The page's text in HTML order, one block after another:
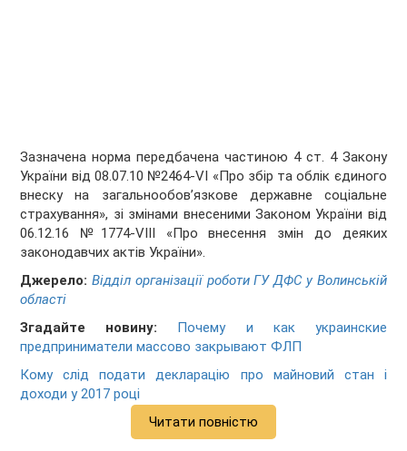
Зазначена норма передбачена частиною 4 ст. 4 Закону
України від 08.07.10 №2464-VI «Про збір та облік єдиного
внеску на загальнообов’язкове державне соціальне
страхування», зі змінами внесеними Законом України від
06.12.16 №1774-VІІІ «Про внесення змін до деяких
законодавчих актів України».
Джерело:Відділ організації роботи ГУ ДФС у Волинській
області
Згадайте новину: Почему и как украинские
предприниматели массово закрывают ФЛП
Кому слід подати декларацію про майновий стан і
доходи у 2017 році
Читати повністю